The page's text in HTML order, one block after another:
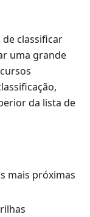
classificar
uma grande
da lista de
mais próximas